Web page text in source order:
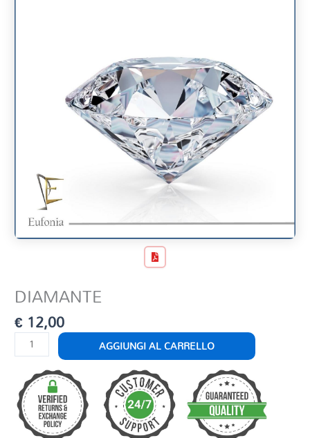
DIAMANTE
€ 12,00
DIAMANTE
quantità
AGGIUNGI AL CARRELLO